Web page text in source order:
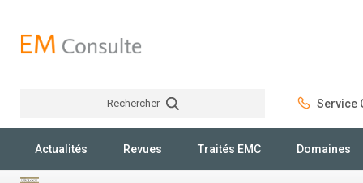
Rechercher Service
Actualités Revues Traités EMC Domaines